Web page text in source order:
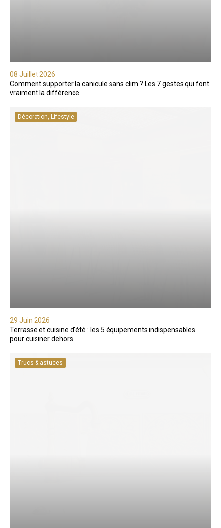
08 Juillet 2026
Comment supporter la canicule sans clim ? Les 7 gestes qui font
vraiment la différence
Décoration, Lifestyle
29 Juin 2026
Terrasse et cuisine d'été : les 5 équipements indispensables
pour cuisiner dehors
Trucs & astuces